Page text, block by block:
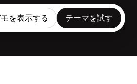
を表示する テーマを試す